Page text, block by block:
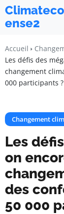
ense2
Accueil
Les défis des
changement
000 participants ?
Changement
Les
on
des
50 000